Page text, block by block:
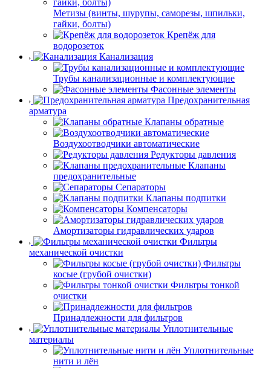
Метизы (винты, шурупы, саморезы, шпильки,
гайки, болты)
Крепёж для
водорозеток
Канализация
Трубы канализационные и комплектующие
Фасонные элементы
Предохранительная
арматура
Клапаны обратные
Воздухоотводчики автоматические
Редукторы давления
Клапаны
предохранительные
Сепараторы
Клапаны подпитки
Компенсаторы
Амортизаторы гидравлических ударов
Фильтры
механической очистки
Фильтры
косые (грубой очистки)
Фильтры тонкой
очистки
Принадлежности для фильтров
Уплотнительные
материалы
Уплотнительные
нити и лён